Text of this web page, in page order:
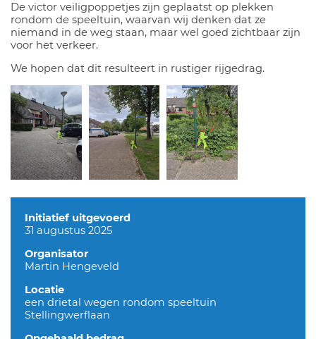
De victor veiligpoppetjes zijn geplaatst op plekken
rondom de speeltuin, waarvan wij denken dat ze
niemand in de weg staan, maar wel goed zichtbaar zijn
voor het verkeer.
We hopen dat dit resulteert in rustiger rijgedrag.
Initiatief uitgevoerd
31 augustus 2025
Organisator
Martin Hengeveld
Locatie
een drietal wegen rondom speeltuin
Stellingwerflaan